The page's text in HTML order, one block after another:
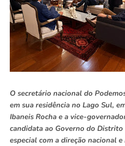
O secretário nacional do
em sua residência no Lago Sul,
Ibaneis Rocha e a vice-
candidata ao Governo do
especial com a direção nacional